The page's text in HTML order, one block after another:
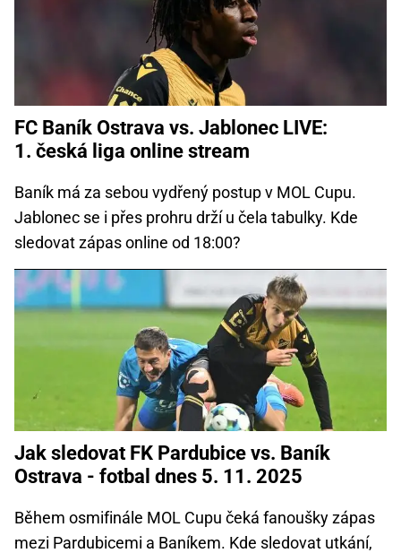
FC Baník Ostrava vs. Jablonec LIVE:
1. česká liga online stream
Baník má za sebou vydřený postup v MOL Cupu.
Jablonec se i přes prohru drží u čela tabulky. Kde
sledovat zápas online od 18:00?
Jak sledovat FK Pardubice vs. Baník
Ostrava - fotbal dnes 5. 11. 2025
Během osmifinále MOL Cupu čeká fanoušky zápas
mezi Pardubicemi a Baníkem. Kde sledovat utkání,